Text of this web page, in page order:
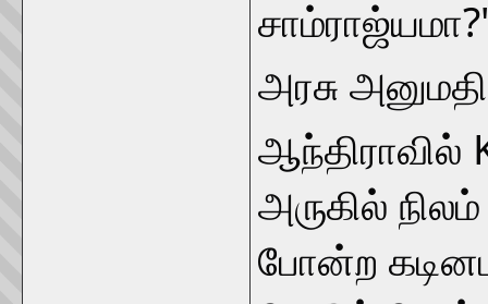
அரசு
ஆந்திராவில்
அருகில்
போன்ற